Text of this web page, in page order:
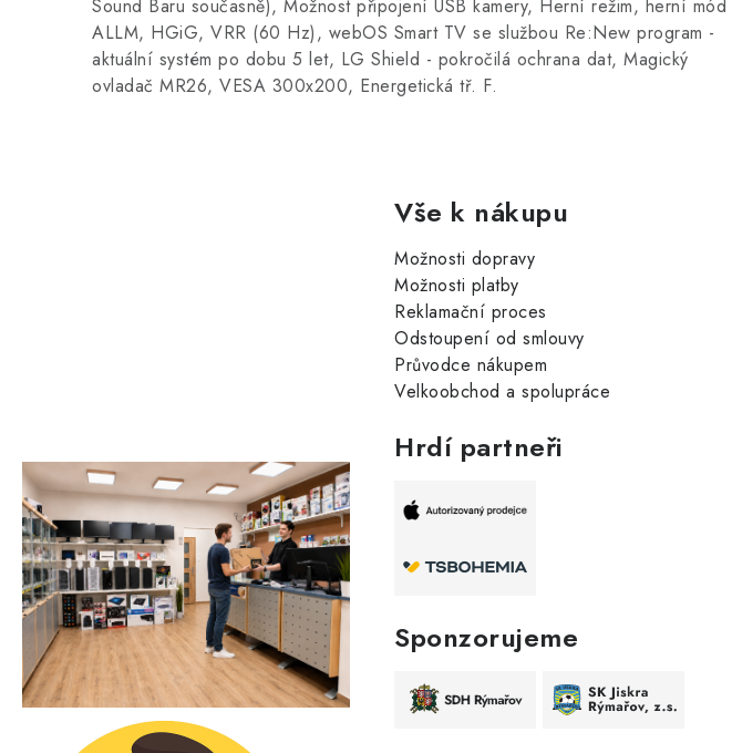
Sound Baru současně), Možnost připojení USB kamery, Herní režim, herní mód
ALLM, HGiG, VRR (60 Hz), webOS Smart TV se službou Re:New program -
aktuální systém po dobu 5 let, LG Shield - pokročilá ochrana dat, Magický
ovladač MR26, VESA 300x200, Energetická tř. F.
Vše k nákupu
Možnosti dopravy
Možnosti platby
Reklamační proces
Odstoupení od smlouvy
Průvodce nákupem
Velkoobchod a spolupráce
Hrdí partneři
Sponzorujeme